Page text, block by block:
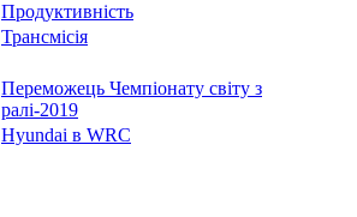
Продуктивність
Трансмісія
Переможець Чемпіонату світу з
ралі-2019
Hyundai в WRC